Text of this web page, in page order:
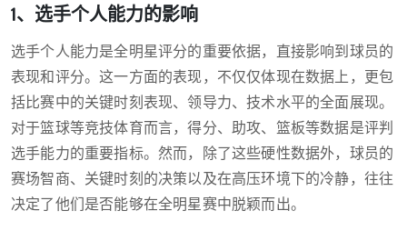
1、选手个人能力的影响
选手个人能力是全明星评分的重要依据，直接影响到球员的
表现和评分。这一方面的表现，不仅仅体现在数据上，更包
括比赛中的关键时刻表现、领导力、技术水平的全面展现。
对于篮球等竞技体育而言，得分、助攻、篮板等数据是评判
选手能力的重要指标。然而，除了这些硬性数据外，球员的
赛场智商、关键时刻的决策以及在高压环境下的冷静，往往
决定了他们是否能够在全明星赛中脱颖而出。